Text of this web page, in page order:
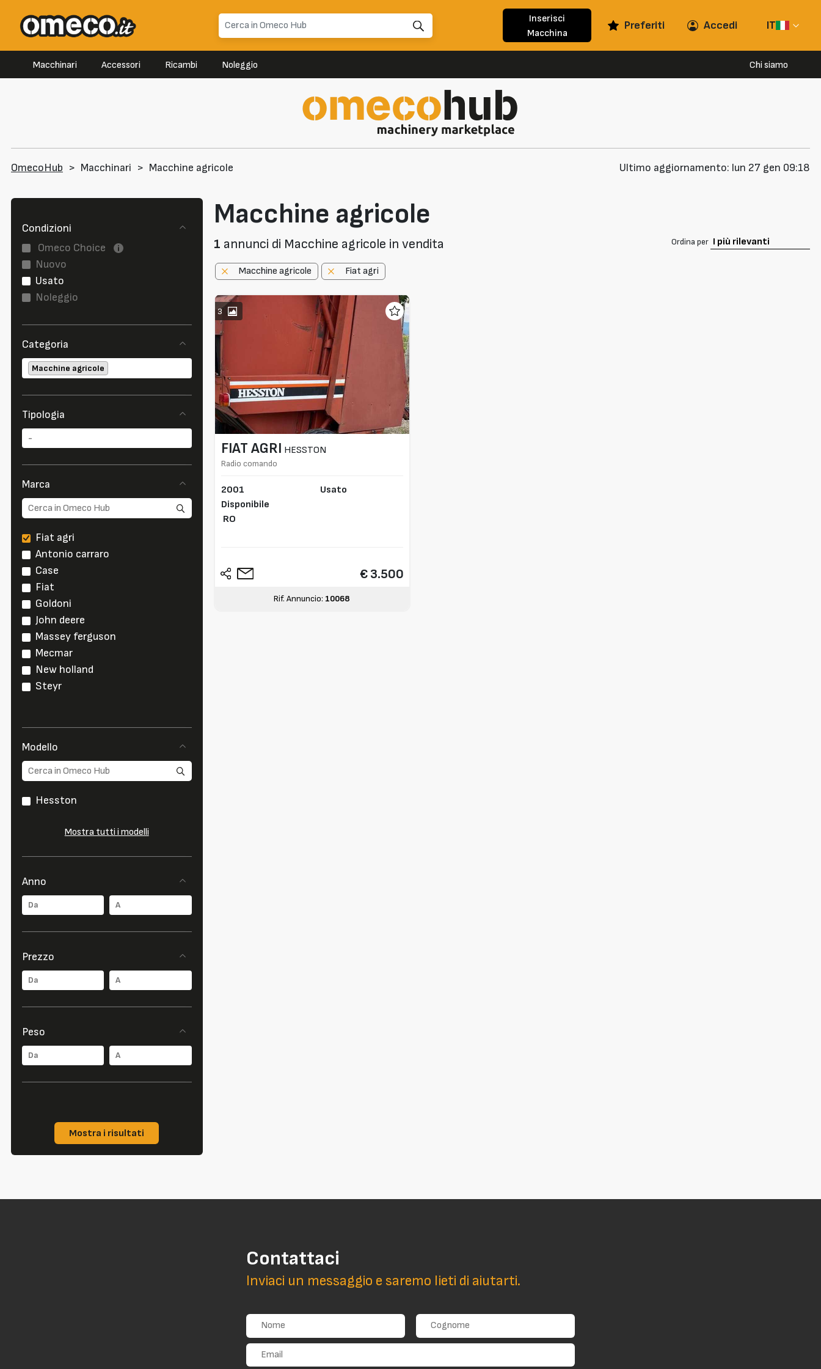
Inserisci
Macchina
Preferiti Accedi IT
Macchinari Accessori Ricambi Noleggio Chi siamo
OmecoHub > Macchinari > Macchine agricole Ultimo aggiornamento: lun 27 gen 09:18
Condizioni
Omeco Choice
Nuovo
Usato
Noleggio
Categoria
Macchine agricole
Tipologia
Marca
Fiat agri
Antonio carraro
Case
Fiat
Goldoni
John deere
Massey ferguson
Mecmar
New holland
Steyr
Modello
Hesston
Mostra tutti i modelli
Anno
Prezzo
Peso
Mostra i risultati
Macchine agricole
1 annunci di Macchine agricole in vendita Ordina per
Macchine agricole Fiat agri
3
FIAT AGRI HESSTON
Radio comando
2001
Disponibile
RO
Usato
€ 3.500
Rif. Annuncio: 10068
Contattaci
Inviaci un messaggio e saremo lieti di aiutarti.